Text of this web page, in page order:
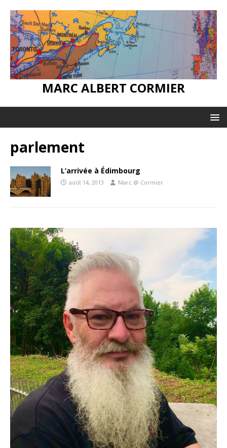
MARC ALBERT CORMIER
parlement
L’arrivée à Édimbourg
août 14, 2013 Marc @ Cormier